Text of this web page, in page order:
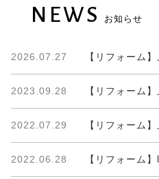
NEWS お知らせ
2026.07.27 【リフォーム
2023.09.28 【リフォーム
2022.07.29 【リフォーム
2022.06.28 【リフォーム